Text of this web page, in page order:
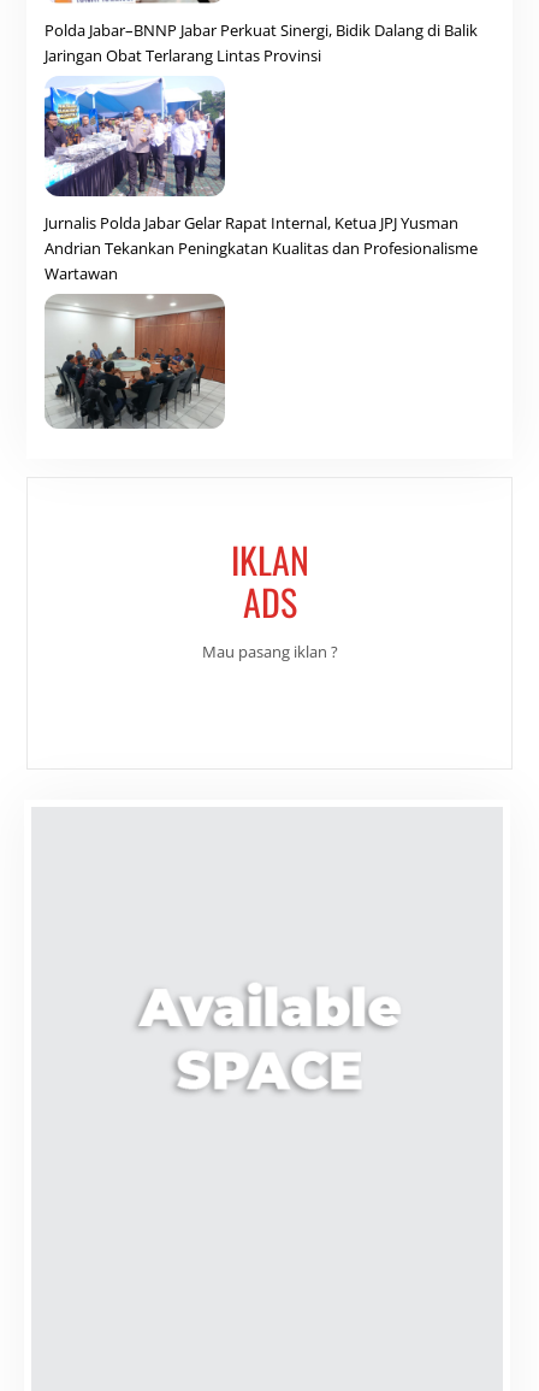
Polda Jabar–BNNP Jabar Perkuat Sinergi, Bidik Dalang di Balik
Jaringan Obat Terlarang Lintas Provinsi
Jurnalis Polda Jabar Gelar Rapat Internal, Ketua JPJ Yusman
Andrian Tekankan Peningkatan Kualitas dan Profesionalisme
Wartawan
IKLAN
ADS
Mau pasang iklan ?